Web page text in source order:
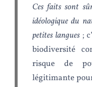
Ces faits sont
idéologique du
petites langues;
biodiversité
risque de
légitimante